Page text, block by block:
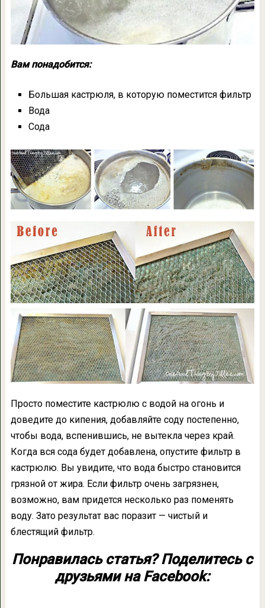
Вам понадобится:
Большая кастрюля, в которую поместится фильтр
Вода
Сода
Просто поместите кастрюлю с водой на огонь и
доведите до кипения, добавляйте соду постепенно,
чтобы вода, вспенившись, не вытекла через край.
Когда вся сода будет добавлена, опустите фильтр в
кастрюлю. Вы увидите, что вода быстро становится
грязной от жира. Если фильтр очень загрязнен,
возможно, вам придется несколько раз поменять
воду. Зато результат вас поразит — чистый и
блестящий фильтр.
Понравилась статья? Поделитесь с
друзьями на Facebook: